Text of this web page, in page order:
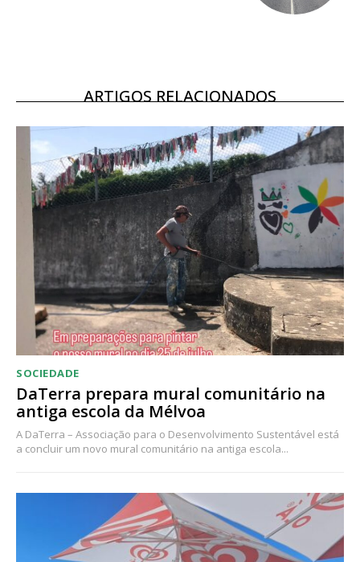
ARTIGOS RELACIONADOS
SOCIEDADE
DaTerra prepara mural comunitário na
antiga escola da Mélvoa
A DaTerra – Associação para o Desenvolvimento Sustentável está
a concluir um novo mural comunitário na antiga escola...